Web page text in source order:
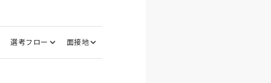
選考フロー 面接地